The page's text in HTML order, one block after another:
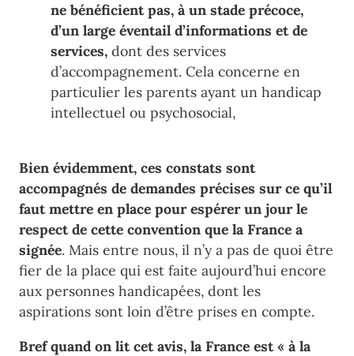
ne bénéficient pas, à un stade précoce,
d’un large éventail d’informations et de
services, dont des services
d’accompagnement. Cela concerne en
particulier les parents ayant un handicap
intellectuel ou psychosocial,
Bien évidemment, ces constats sont
accompagnés de demandes précises sur ce qu’il
faut mettre en place pour espérer un jour le
respect de cette convention que la France a
signée. Mais entre nous, il n’y a pas de quoi être
fier de la place qui est faite aujourd’hui encore
aux personnes handicapées, dont les
aspirations sont loin d’être prises en compte.
Bref quand on lit cet avis, la France est « à la